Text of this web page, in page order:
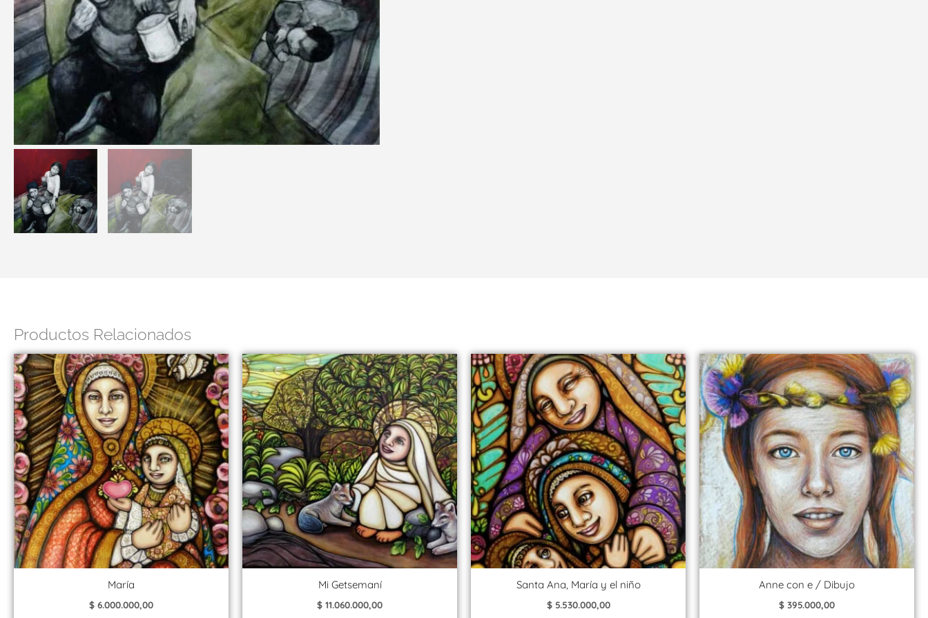
Productos Relacionados
María
$ 6.000.000,00
Mi Getsemaní
$ 11.060.000,00
Santa Ana, María y el niño
$5.530.000,00
Anne con e / Dibujo
$ 395.000,00